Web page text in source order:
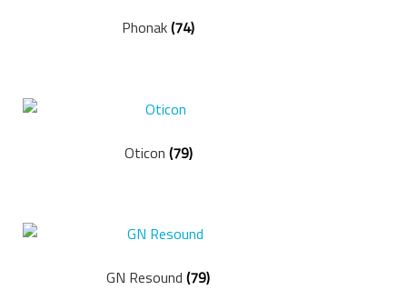
Phonak(74)
Oticon (79)
GN Resound(79)